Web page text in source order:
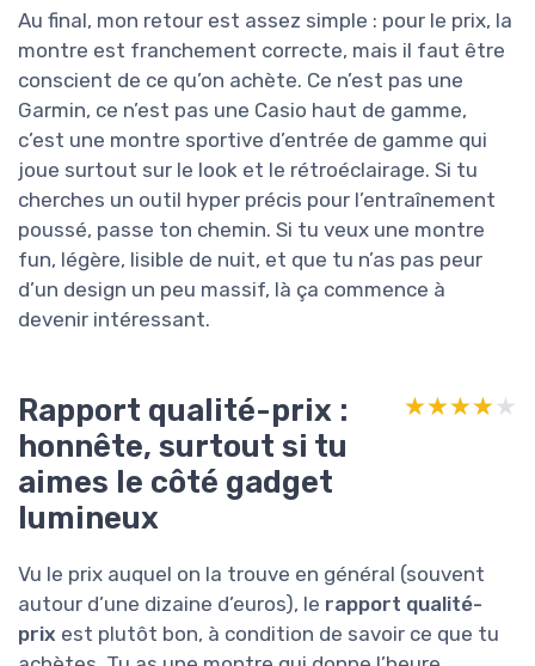
Au final, mon retour est assez simple : pour le prix, la
montre est franchement correcte, mais il faut être
conscient de ce qu’on achète. Ce n’est pas une
Garmin, ce n’est pas une Casio haut de gamme,
c’est une montre sportive d’entrée de gamme qui
joue surtout sur le look et le rétroéclairage. Si tu
cherches un outil hyper précis pour l’entraînement
poussé, passe ton chemin. Si tu veux une montre
fun, légère, lisible de nuit, et que tu n’as pas peur
d’un design un peu massif, là ça commence à
devenir intéressant.
Rapport qualité-prix :
honnête, surtout si tu
aimes le côté gadget
lumineux
★★★★★
★★★★★
Vu le prix auquel on la trouve en général (souvent
autour d’une dizaine d’euros), le rapport qualité-
prix est plutôt bon, à condition de savoir ce que tu